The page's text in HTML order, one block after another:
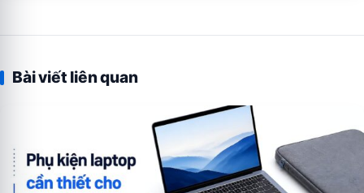
Bài viết liên quan